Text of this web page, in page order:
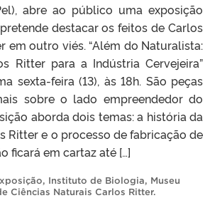
abre ao público uma exposição
destacar os feitos de Carlos
em outro viés. “Além do Naturalista:
Ritter para a Indústria Cervejeira”
sexta-feira (13), às 18h. São peças
sobre o lado empreendedor do
aborda dois temas: a história da
Ritter e o processo de fabricação de
ficará em cartaz até […]
, Instituto de Biologia, Museu
Ciências Naturais Carlos Ritter.